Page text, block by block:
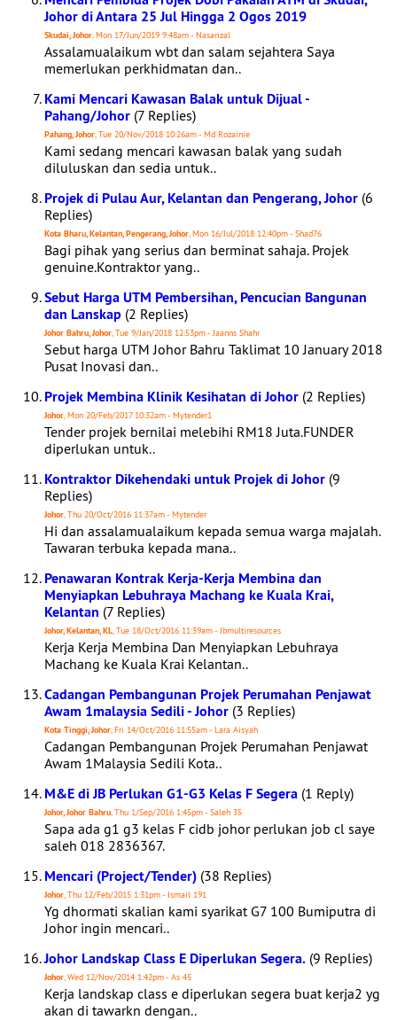
Johor di Antara 25 Jul Hingga 2 Ogos 2019
Skudai, Johor, Mon 17/Jun/2019 9:48am - Nasarizal
Assalamualaikum wbt dan salam sejahtera Saya
memerlukan perkhidmatan dan..
Kami Mencari Kawasan Balak untuk Dijual -
Pahang/Johor (7 Replies)
Pahang, Johor, Tue 20/Nov/2018 10:26am - Md Rozainie
Kami sedang mencari kawasan balak yang sudah
diluluskan dan sedia untuk..
Projek di Pulau Aur, Kelantan dan Pengerang, Johor (6
Replies)
Kota Bharu, Kelantan, Pengerang, Johor, Mon 16/Jul/2018 12:40pm - Shad76
Bagi pihak yang serius dan berminat sahaja. Projek
genuine.Kontraktor yang..
Sebut Harga UTM Pembersihan, Pencucian Bangunan
dan Lanskap (2 Replies)
Johor Bahru, Johor, Tue 9/Jan/2018 12:53pm - Jaanns Shahr
Sebut harga UTM Johor Bahru Taklimat 10 January 2018
Pusat Inovasi dan..
Projek Membina Klinik Kesihatan di Johor (2 Replies)
Johor, Mon 20/Feb/2017 10:32am - Mytender1
Tender projek bernilai melebihi RM18 Juta.FUNDER
diperlukan untuk..
Kontraktor Dikehendaki untuk Projek di Johor (9
Replies)
Johor, Thu 20/Oct/2016 11:37am - Mytender
Hi dan assalamualaikum kepada semua warga majalah.
Tawaran terbuka kepada mana..
Penawaran Kontrak Kerja-Kerja Membina dan
Menyiapkan Lebuhraya Machang ke Kuala Krai,
Kelantan (7 Replies)
Johor, Kelantan, KL, Tue 18/Oct/2016 11:39am - Jbmultiresources
Kerja Kerja Membina Dan Menyiapkan Lebuhraya
Machang ke Kuala Krai Kelantan..
Cadangan Pembangunan Projek Perumahan Penjawat
Awam 1malaysia Sedili - Johor (3 Replies)
Kota Tinggi, Johor, Fri 14/Oct/2016 11:55am - Lara Aisyah
Cadangan Pembangunan Projek Perumahan Penjawat
Awam 1Malaysia Sedili Kota..
M&E di JB Perlukan G1-G3 Kelas F Segera (1 Reply)
Johor, Johor Bahru, Thu 1/Sep/2016 1:45pm - Saleh 35
Sapa ada g1 g3 kelas F cidb johor perlukan job cl saye
saleh 018 2836367.
Mencari (Project/Tender) (38 Replies)
Johor, Thu 12/Feb/2015 1:31pm - Ismail 191
Yg dhormati skalian kami syarikat G7 100 Bumiputra di
Johor ingin mencari..
Johor Landskap Class E Diperlukan Segera. (9 Replies)
Johor, Wed 12/Nov/2014 1:42pm - As 45
Kerja landskap class e diperlukan segera buat kerja2 yg
akan di tawarkn dengan..